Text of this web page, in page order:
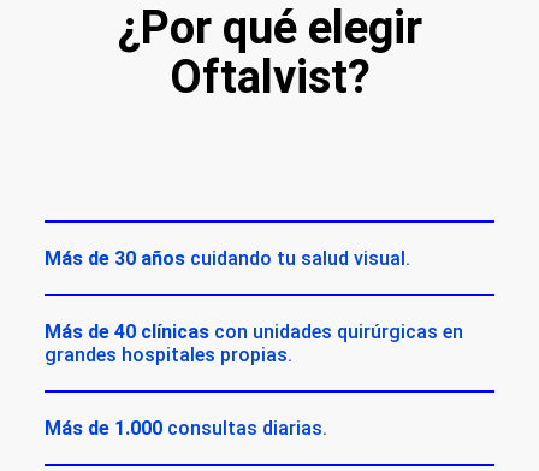
¿Por qué elegir
Oftalvist?
Más de 30 años cuidando tu salud visual.
Más de 40 clínicas con unidades quirúrgicas en
grandes hospitales propias.
Más de 1.000 consultas diarias.